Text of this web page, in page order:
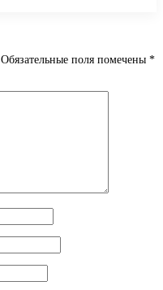
Обязательные поля помечены *